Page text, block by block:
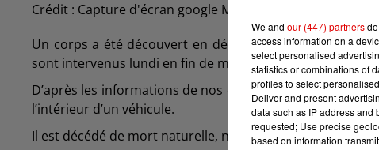
Crédit : Capture d'écran google Maps
Un corps a été découvert en début de semaine rue de
sont intervenus lundi en fin de matinée sur la voie
D’après les informations de nos confrères du journal
l’intérieur d’un véhicule.
Il est décédé de mort naturelle, nous a indiqué une
We and our (447) partners
access information on a
select personalised
statistics or combinations of
profiles to select
Deliver and present
data such as IP address and
requested; Use precise
based on information